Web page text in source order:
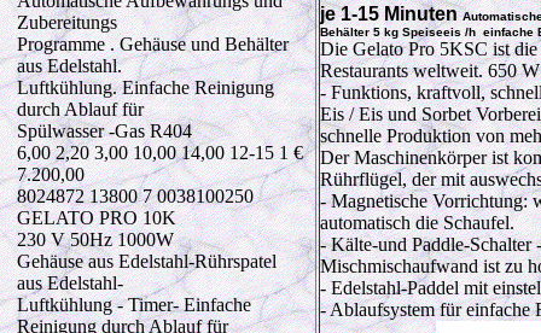
Zubereitungs
Programme . Gehäuse und Behälter
aus Edelstahl.
Luftkühlung. Einfache Reinigung
durch Ablauf für
Spülwasser -Gas R404
6,00 2,20 3,00 10,00 14,00 12-15 1 €
7.200,00
8024872 13800 7 0038100250
GELATO PRO 10K
230 V 50Hz 1000W
Gehäuse aus Edelstahl-Rührspatel
aus Edelstahl-
Luftkühlung - Timer- Einfache
Reinigung durch Ablauf für
je 1-15 Minuten
Behälter 5 kg Speiseeis /h einfache
Die Gelato Pro 5KSC ist die
Restaurants weltweit.650
- Funktions, kraftvoll,
Eis / Eis und Sorbet
schnelle Produktion von
Der Maschinenkörper ist
Rührflügel, der mit
- Magnetische Vorrichtung:
automatisch die Schaufel.
- Kälte-und Paddle-Schalter
Mischmischaufwand ist zu
- Edelstahl-Paddel mit
-Ablaufsystem für einfache